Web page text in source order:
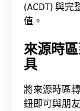
(ACDT) 與
值。
來源時
具
將來源時區
鈕即可與朋